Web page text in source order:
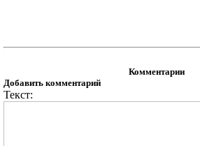
Комментарии
Добавить комментарий
Текст: